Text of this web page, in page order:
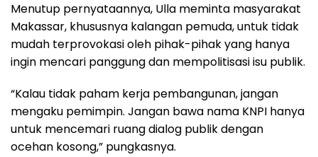
Menutup pernyataannya, Ulla meminta masyarakat
Makassar, khususnya kalangan pemuda, untuk tidak
mudah terprovokasi oleh pihak-pihak yang hanya
ingin mencari panggung dan mempolitisasi isu publik.
“Kalau tidak paham kerja pembangunan, jangan
mengaku pemimpin. Jangan bawa nama KNPI hanya
untuk mencemari ruang dialog publik dengan
ocehan kosong,” pungkasnya.